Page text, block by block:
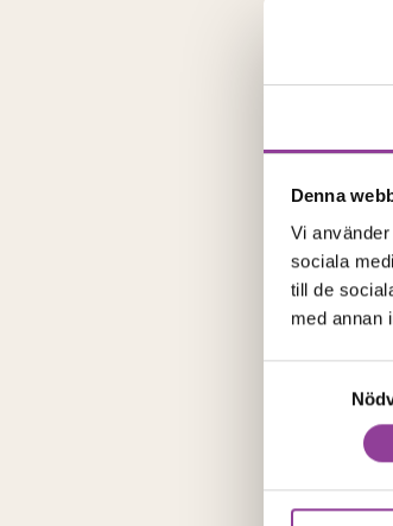
Denna
Vi
sociala
till de
med annan